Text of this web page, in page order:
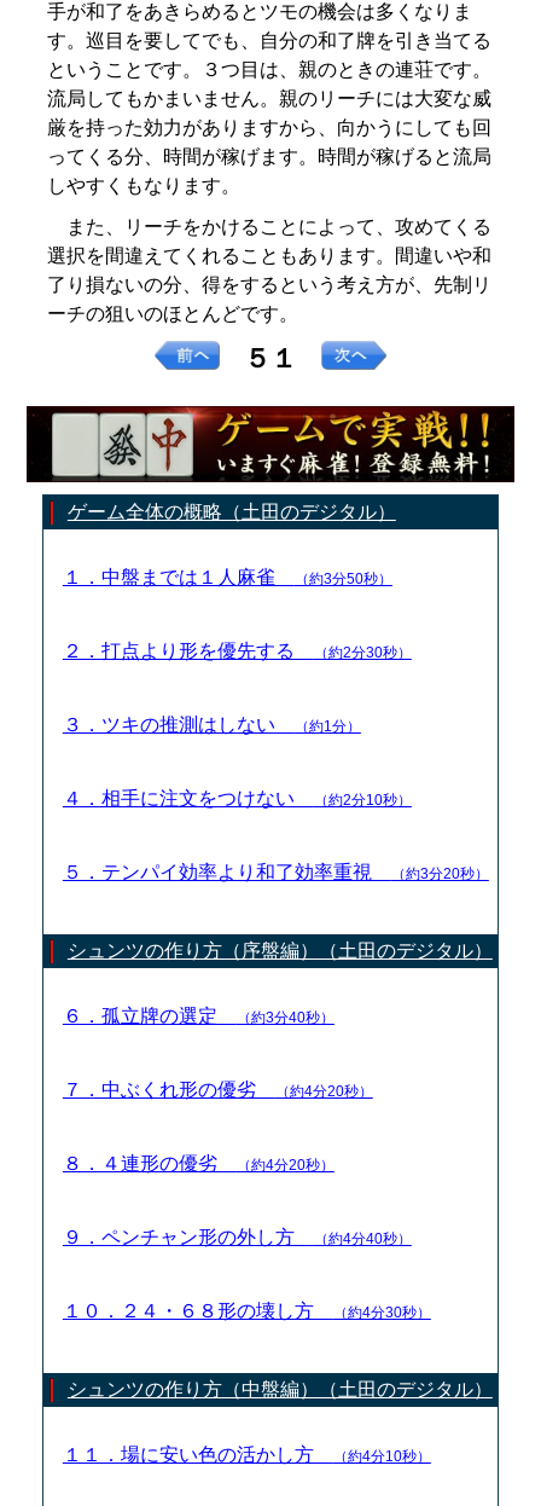
手が和了をあきらめるとツモの機会は多くなりま
す。巡目を要してでも、自分の和了牌を引き当てる
ということです。３つ目は、親のときの連荘です。
流局してもかまいません。親のリーチには大変な威
厳を持った効力がありますから、向かうにしても回
ってくる分、時間が稼げます。時間が稼げると流局
しやすくもなります。
また、リーチをかけることによって、攻めてくる
選択を間違えてくれることもあります。間違いや和
了り損ないの分、得をするという考え方が、先制リ
ーチの狙いのほとんどです。
５１
ゲーム全体の概略（土田のデジタル）
１．中盤までは１人麻雀 （約3分50秒）
２．打点より形を優先する （約2分30秒）
３．ツキの推測はしない （約1分）
４．相手に注文をつけない （約2分10秒）
５．テンパイ効率より和了効率重視 （約3分20秒）
シュンツの作り方（序盤編）（土田のデジタル）
６．孤立牌の選定 （約3分40秒）
７．中ぶくれ形の優劣 （約4分20秒）
８．４連形の優劣 （約4分20秒）
９．ペンチャン形の外し方 （約4分40秒）
１０．２４・６８形の壊し方 （約4分30秒）
シュンツの作り方（中盤編）（土田のデジタル）
１１．場に安い色の活かし方 （約4分10秒）